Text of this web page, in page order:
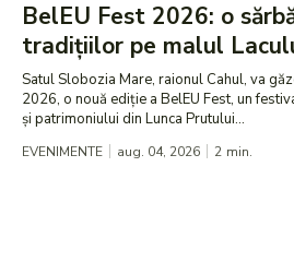
BelEU Fest 2026: o
tradițiilor pe malul
Satul Slobozia Mare, raionul Cahul, va
2026, o nouă ediție a BelEU Fest, un
și patrimoniului din Lunca Prutului...
EVENIMENTE aug. 04, 2026 2 min.